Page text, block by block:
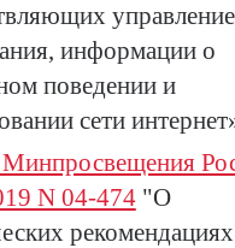
информации о
поведении и
сети
N 04-474"О